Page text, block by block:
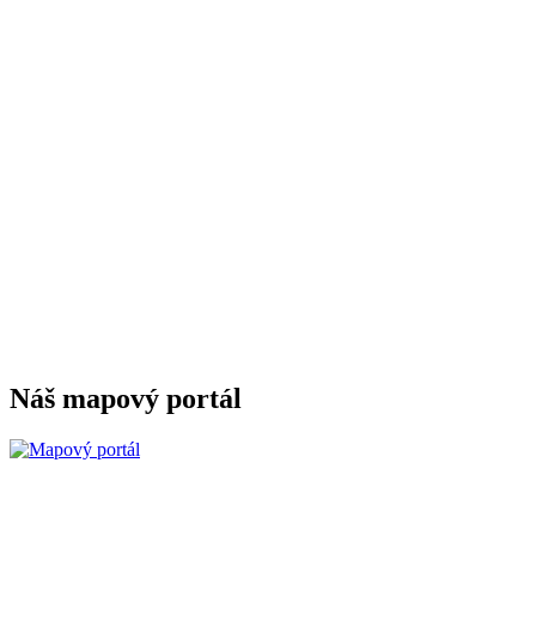
Náš mapový portál